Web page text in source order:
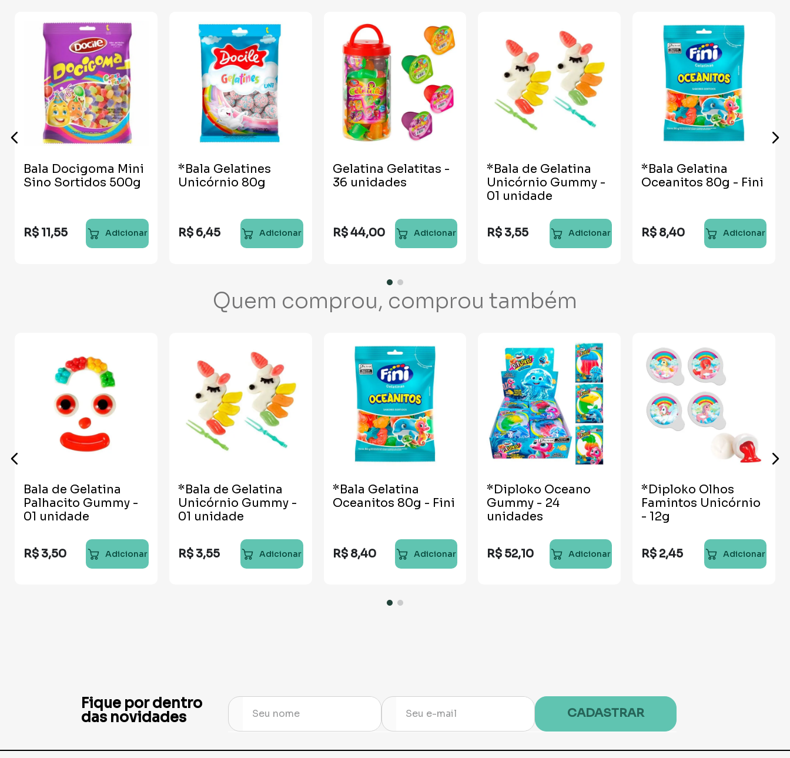
Bala Docigoma Mini
Sino Sortidos 500g
R$ 11,55 Adicionar
*Bala Gelatines
Unicórnio 80g
R$ 6,45 Adicionar
Gelatina Gelatitas -
36 unidades
R$44,00 Adicionar
*Bala de Gelatina
Unicórnio Gummy -
01 unidade
R$ 3,55 Adicionar
*Bala Gelatina
Oceanitos 80g - Fini
R$ 8,40 Adicionar
Quem comprou, comprou também
Bala de Gelatina
Palhacito Gummy -
01 unidade
R$ 3,50 Adicionar
*Bala de Gelatina
Unicórnio Gummy -
01 unidade
R$ 3,55 Adicionar
*Bala Gelatina
Oceanitos 80g - Fini
R$ 8,40 Adicionar
*Diploko Oceano
Gummy - 24
unidades
R$ 52,10 Adicionar
*Diploko Olhos
Famintos Unicórnio
- 12g
R$ 2,45 Adicionar
Fique por dentro
das novidades
CADASTRAR